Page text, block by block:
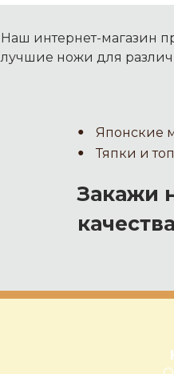
Наш интернет-магазин
лучшие ножи для
Японские
Тяпки и
Закажи